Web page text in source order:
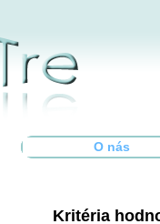
O nás
Kritéria